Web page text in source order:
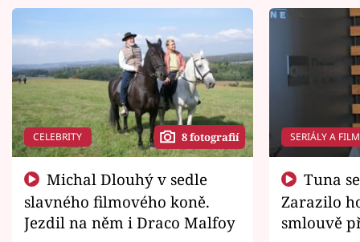
CELEBRITY 8 fotografií
slavného filmového koně.
Jezdil na něm i Draco Malfoy
SERIÁLY A
Zarazilo
smlouvě